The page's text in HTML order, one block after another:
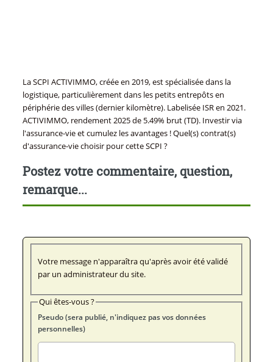
La SCPI ACTIVIMMO, créée en 2019, est spécialisée dans la
logistique, particulièrement dans les petits entrepôts en
périphérie des villes (dernier kilomètre). Labelisée ISR en 2021.
ACTIVIMMO, rendement 2025 de 5.49% brut (TD). Investir via
l'assurance-vie et cumulez les avantages ! Quel(s) contrat(s)
d'assurance-vie choisir pour cette SCPI ?
Postez votre commentaire, question,
remarque...
Votre message n'apparaîtra qu'après avoir été validé
par un administrateur du site.
Qui êtes-vous ?
Pseudo (sera publié, n'indiquez pas vos données
personnelles)